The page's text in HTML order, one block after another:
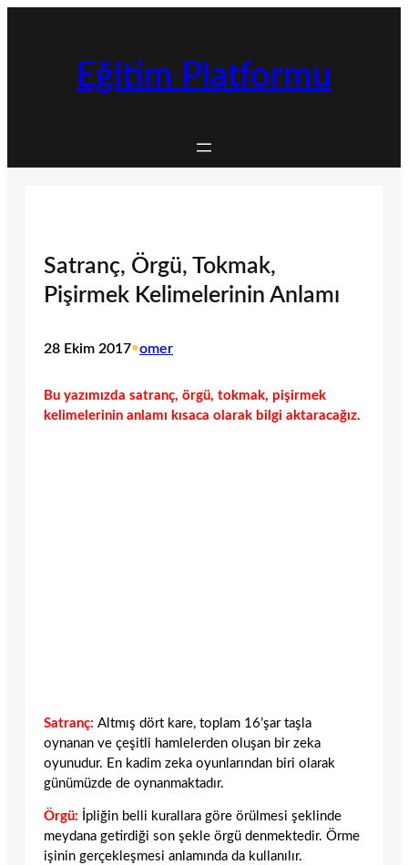
Eğitim Platformu
Satranç, Örgü, Tokmak,
Pişirmek Kelimelerinin Anlamı
28 Ekim 2017•omer
Bu yazımızda satranç, örgü, tokmak, pişirmek
kelimelerinin anlamı kısaca olarak bilgi aktaracağız.
Satranç: Altmış dört kare, toplam 16’şar taşla
oynanan ve çeşitli hamlelerden oluşan bir zeka
oyunudur. En kadim zeka oyunlarından biri olarak
günümüzde de oynanmaktadır.
Örgü:
İpliğin belli kurallara göre örülmesi şeklinde
meydana getirdiği son şekle örgü denmektedir. Örme
işinin gerçekleşmesi anlamında da kullanılır.